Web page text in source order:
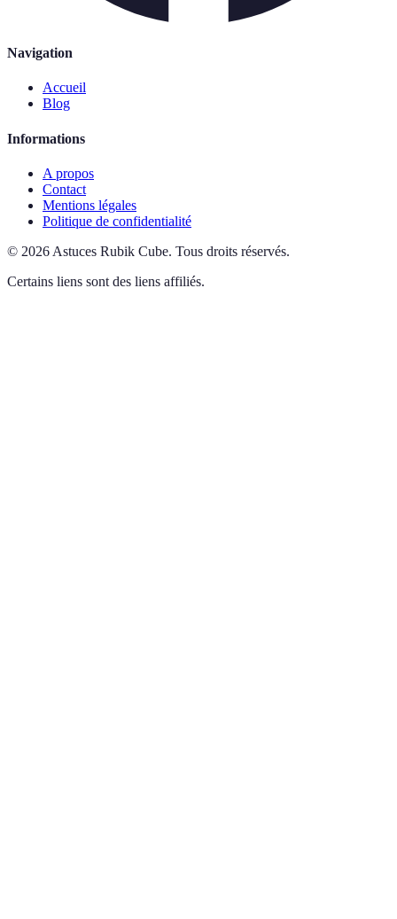
Navigation
Accueil
Blog
Informations
A propos
Contact
Mentions légales
Politique de confidentialité
© 2026 Astuces Rubik Cube. Tous droits réservés.
Certains liens sont des liens affiliés.